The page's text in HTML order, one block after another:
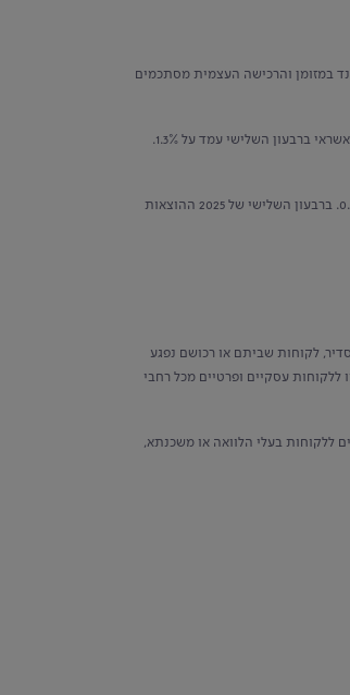
ש"ח דיבידנד במזומן והיתרה ברכישה עצמית של מניות בסך של עד 500 מיליון ש"ח. הדיבידנד במזומן והרכישה העצמית מסתכמים
גם ברבעון זה המשיך הבנק למקד את הצמיחה שלו בתיק האשראי במגזר העסקי, המסחרי ובמשכנתאות. שיעור הצמיחה באשראי ברבעון השלישי עמד על 1.3%.
לצד הצמיחה הגבוהה בתיק האשראי, הבנק ממשיך להציג תיק אשראי איכותי. יחס ה-NPL ממשיך להיות מהנמוכים במערכת הבנקאית ועומד על 0.41%. ברבעון השלישי של 2025 ההוצאות
לקוחות שביתם או רכושם נפגע
עסקיים ופרטיים מכל רחבי
היתר: מענק מיוחד למשרתות ומשרתי מילואים בגובה של 3,000 ש"ח עבור כל לקוח זכאי, הפחתה של 0.25% בריבית הפריים ללקוחות בעלי הלוואה או משכנתא,